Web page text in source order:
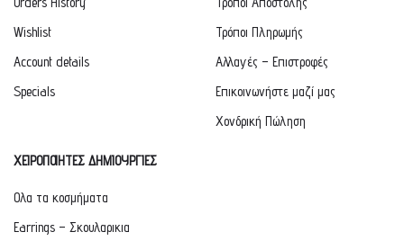
Wishlist
Account details
Specials
Τρόποι Πληρωμής
Αλλαγές – Επιστροφές
Επικοινωνήστε μαζί μας
Χονδρική Πώληση
ΧΕΙΡΟΠΟΙΗΤΕΣ ΔΗΜΙΟΥΡΓΙΕΣ
Ολα τα κοσμήματα
Earrings – Σκουλαρικια